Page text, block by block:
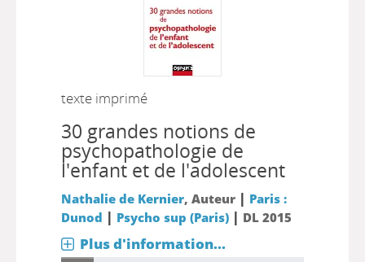
texte imprimé
30 grandes notions de
psychopathologie de
l'enfant et de l'adolescent
Nathalie de Kernier, Auteur | Paris :
Dunod | Psycho sup (Paris)| DL 2015
Plus d'information...